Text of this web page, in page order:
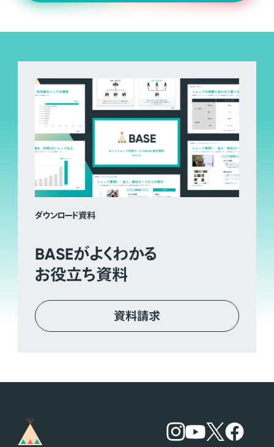
ダウンロード資料
BASEがよくわかる
お役立ち資料
資料請求